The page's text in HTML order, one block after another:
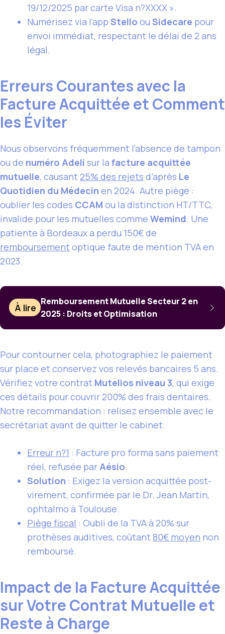
19/12/2025 par carte Visa n?XXXX ».
Numérisez via l’app Stello ou Sidecare pour
envoi immédiat, respectant le délai de 2 ans
légal.
Erreurs Courantes avec la
Facture Acquittée et Comment
les Éviter
Nous observons fréquemment l’absence de tampon
ou de numéro Adeli sur la facture acquittée
mutuelle, causant25% des rejets d’après Le
Quotidien du Médecin en 2024. Autre piège :
oublier les codes CCAM ou la distinction HT/TTC,
invalide pour les mutuelles comme Wemind. Une
patiente à Bordeaux a perdu 150€ de
remboursementoptique faute de mention TVA en
2023.
À lire
Remboursement Mutuelle Secteur 2 en
2025 : Droits et Optimisation
Pour contourner cela, photographiez le paiement
sur place et conservez vos relevés bancaires 5 ans.
Vérifiez votre contrat Mutelios niveau 3, qui exige
ces détails pour couvrir 200% des frais dentaires.
Notre recommandation : relisez ensemble avec le
secrétariat avant de quitter le cabinet.
Erreur n?1 : Facture pro forma sans paiement
réel, refusée par Aésio.
Solution : Exigez la version acquittée post-
virement, confirmée par le Dr. Jean Martin,
ophtalmo à Toulouse.
Piège fiscal : Oubli de la TVA à 20% sur
prothèses auditives, coûtant80€ moyen non
remboursé.
Impact de la Facture Acquittée
sur Votre Contrat Mutuelle et
Reste à Charge